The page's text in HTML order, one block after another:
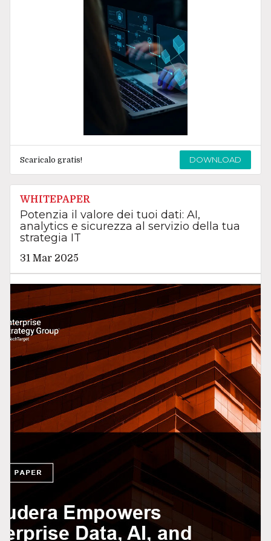
Scaricalo gratis! DOWNLOAD
WHITEPAPER
Potenzia il valore dei tuoi dati: AI,
analytics e sicurezza al servizio della tua
strategia IT
31 Mar 2025